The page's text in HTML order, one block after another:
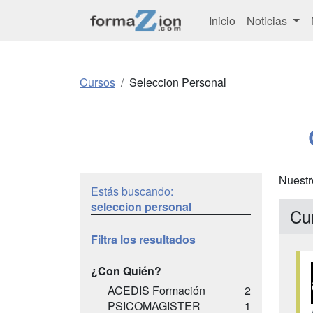
Inicio Noticias
Cursos Seleccion Personal
Estás buscando:
seleccion personal
Filtra los resultados
¿Con Quién?
ACEDIS Formación
2
PSICOMAGISTER
1